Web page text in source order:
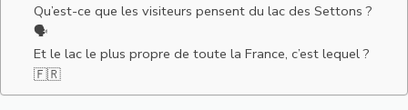
Qu’est-ce que les visiteurs pensent du lac des Settons ?
🗣️
Et le lac le plus propre de toute la France, c’est lequel ?
🇫🇷